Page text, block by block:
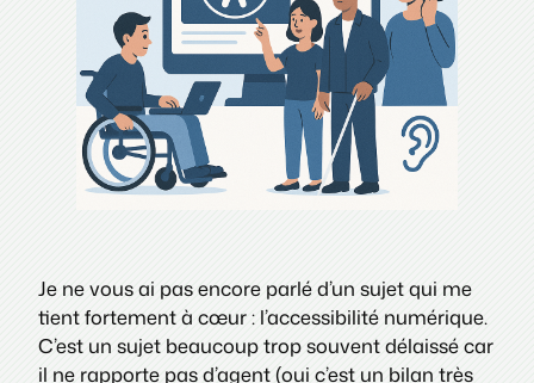
Je ne vous ai pas encore parlé d’un sujet qui me
tient fortement à cœur : l’accessibilité numérique.
C’est un sujet beaucoup trop souvent délaissé car
il ne rapporte pas d’agent (oui c’est un bilan très